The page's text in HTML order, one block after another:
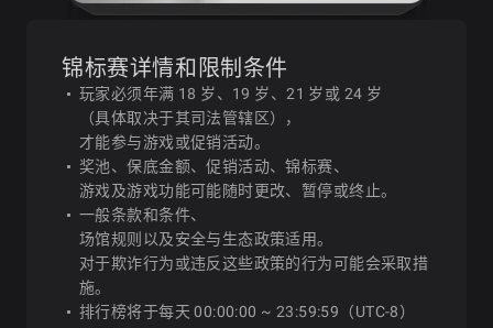
05-03
Sunday
[Mystery
Bounty]
2026-
05-03
12:30
02-M: $55
Showdown
Asia
Bounty]
锦标赛详情和限制条件
玩家必须年满 18 岁、19 岁、21 岁或 24 岁
（具体取决于其司法管辖区），
才能参与游戏或促销活动。
奖池、保底金额、促销活动、锦标赛、
游戏及游戏功能可能随时更改、暂停或终止。
一般条款和条件、
场馆规则以及安全与生态政策适用。
对于欺诈行为或违反这些政策的行为可能会采取措
施。
排行榜将于每天 00:00:00 ~ 23:59:59（UTC-8）